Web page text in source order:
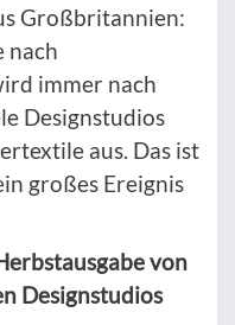
Großbritannien:
nach
immer nach
Designstudios
aus. Das ist
großes Ereignis
von
Designstudios